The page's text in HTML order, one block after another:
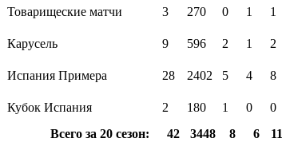
Товарищеские матчи 3 270 0 1 1
Карусель 9 596 2 1 2
Испания Примера 28 2402 5 4 8
Кубок Испания 2 180 1 0 0
Всего за 20 сезон:
42 3448 8 6 11